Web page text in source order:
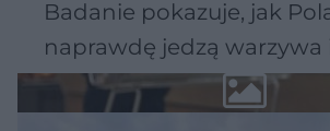
Badanie pokazuje, jak
naprawdę jedzą warzywa